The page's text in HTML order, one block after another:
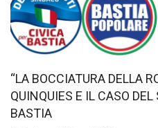
“LA BOCCIATURA DELLA
QUINQUIES E IL CASO
BASTIA